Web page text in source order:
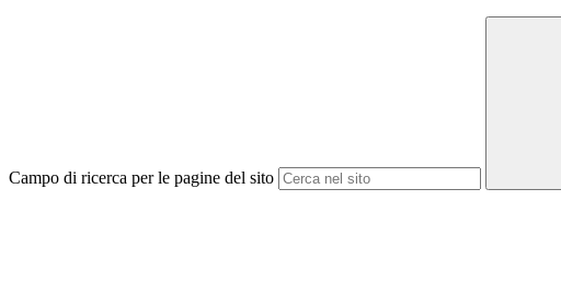
Campo di ricerca per le pagine del sito